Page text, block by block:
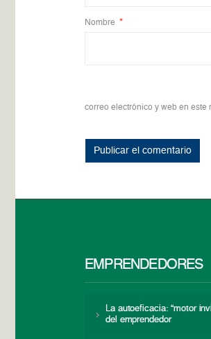
Nombre *
correo electrónico y web en este
EMPRENDEDORES
La autoeficacia: “motor
del emprendedor